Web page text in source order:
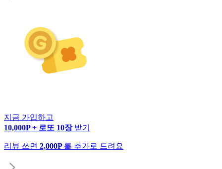
지금 가입하고
10,000P + 로또 10장 받기
리뷰 쓰면 2,000P 를 추가로 드려요